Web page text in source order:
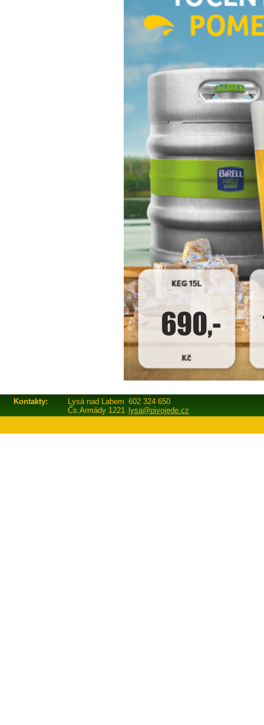
Kontakty: Lysá nad Labem 602 324 650
Čs.Armády 1221 lysa@pivojede.cz